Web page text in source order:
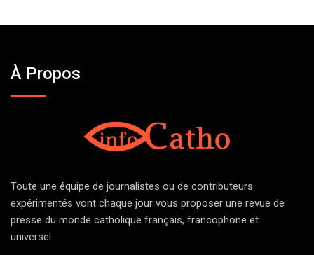
À Propos
Toute une équipe de journalistes ou de contributeurs
expérimentés vont chaque jour vous proposer une revue de
presse du monde catholique français, francophone et
universel.